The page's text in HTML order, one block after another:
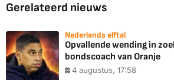
Gerelateerd nieuws
Nederlands elftal
Opvallende wending in
bondscoach van Oranje
4 augustus, 17:58